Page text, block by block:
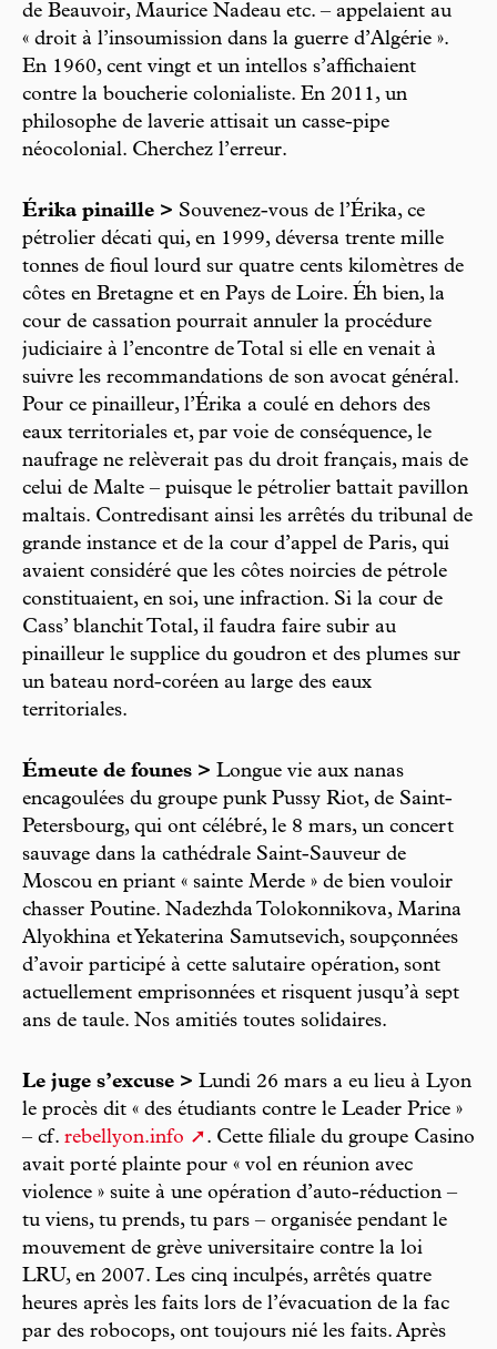
de Beauvoir, Maurice Nadeau etc. – appelaient au
« droit à l’insoumission dans la guerre d’Algérie ».
En 1960, cent vingt et un intellos s’affichaient
contre la boucherie colonialiste. En 2011, un
philosophe de laverie attisait un casse-pipe
néocolonial. Cherchez l’erreur.
Érika pinaille > Souvenez-vous de l’Érika, ce
pétrolier décati qui, en 1999, déversa trente mille
tonnes de fioul lourd sur quatre cents kilomètres de
côtes en Bretagne et en Pays de Loire. Éh bien, la
cour de cassation pourrait annuler la procédure
judiciaire à l’encontre de Total si elle en venait à
suivre les recommandations de son avocat général.
Pour ce pinailleur, l’Érika a coulé en dehors des
eaux territoriales et, par voie de conséquence, le
naufrage ne relèverait pas du droit français, mais de
celui de Malte – puisque le pétrolier battait pavillon
maltais. Contredisant ainsi les arrêtés du tribunal de
grande instance et de la cour d’appel de Paris, qui
avaient considéré que les côtes noircies de pétrole
constituaient, en soi, une infraction. Si la cour de
Cass’ blanchit Total, il faudra faire subir au
pinailleur le supplice du goudron et des plumes sur
un bateau nord-coréen au large des eaux
territoriales.
Émeute de founes > Longue vie aux nanas
encagoulées du groupe punk Pussy Riot, de Saint-
Petersbourg, qui ont célébré, le 8 mars, un concert
sauvage dans la cathédrale Saint-Sauveur de
Moscou en priant « sainte Merde » de bien vouloir
chasser Poutine. Nadezhda Tolokonnikova, Marina
Alyokhina et Yekaterina Samutsevich, soupçonnées
d’avoir participé à cette salutaire opération, sont
actuellement emprisonnées et risquent jusqu’à sept
ans de taule. Nos amitiés toutes solidaires.
Le juge s’excuse > Lundi 26 mars a eu lieu à Lyon
le procès dit « des étudiants contre le Leader Price »
– cf. rebellyon.info
. Cette filiale du groupe Casino
avait porté plainte pour « vol en réunion avec
violence » suite à une opération d’auto-réduction –
tu viens, tu prends, tu pars – organisée pendant le
mouvement de grève universitaire contre la loi
LRU, en 2007. Les cinq inculpés, arrêtés quatre
heures après les faits lors de l’évacuation de la fac
par des robocops, ont toujours nié les faits. Après